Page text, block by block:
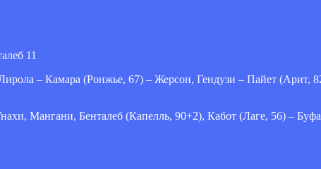
11
– Камара (Ронжье, 67) – Жерсон, Гендузи – Пайет (Арит,
Мангани, Бенталеб (Капелль, 90+2), Кабот (Лаге, 56) –